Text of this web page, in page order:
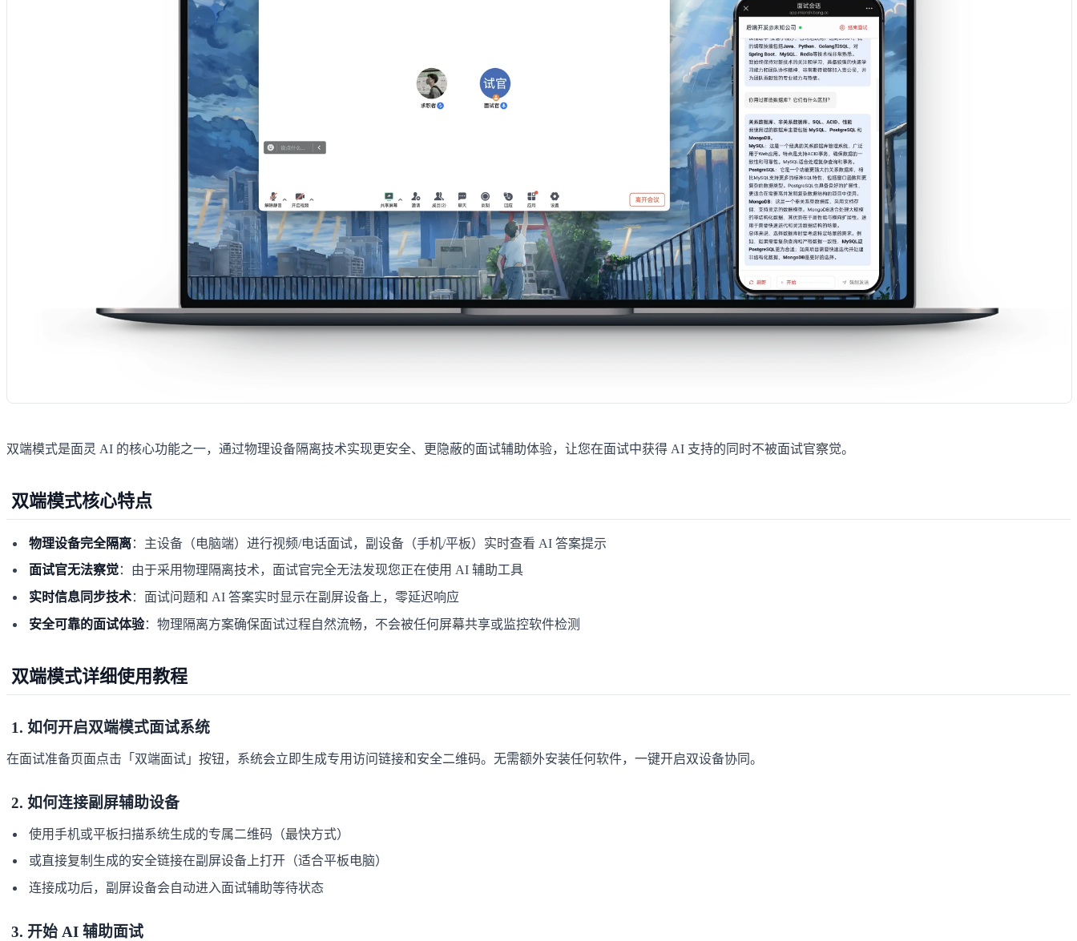
双端模式是面灵 AI 的核心功能之一，通过物理设备隔离技术实现更安全、更隐蔽的面试辅助体验，让您在面试中获得 AI 支持的同时不被面试官察觉。
双端模式核心特点
物理设备完全隔离：主设备（电脑端）进行视频/电话面试，副设备（手机/平板）实时查看 AI 答案提示
面试官无法察觉：由于采用物理隔离技术，面试官完全无法发现您正在使用 AI 辅助工具
实时信息同步技术：面试问题和 AI 答案实时显示在副屏设备上，零延迟响应
安全可靠的面试体验：物理隔离方案确保面试过程自然流畅，不会被任何屏幕共享或监控软件检测
双端模式详细使用教程
1. 如何开启双端模式面试系统
在面试准备页面点击「双端面试」按钮，系统会立即生成专用访问链接和安全二维码。无需额外安装任何软件，一键开启双设备协同。
2. 如何连接副屏辅助设备
使用手机或平板扫描系统生成的专属二维码（最快方式）
或直接复制生成的安全链接在副屏设备上打开（适合平板电脑）
连接成功后，副屏设备会自动进入面试辅助等待状态
3. 开始 AI 辅助面试